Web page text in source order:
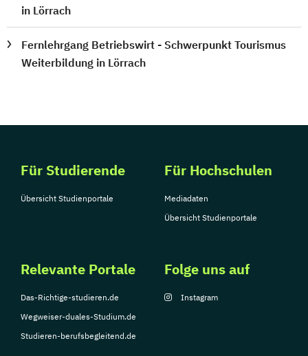
in Lörrach
Fernlehrgang Betriebswirt - Schwerpunkt Tourismus
Weiterbildung in Lörrach
Für Studierende
Übersicht Studienportale
Für Hochschulen
Mediadaten
Übersicht Studienportale
Relevante Portale
Das-Richtige-studieren.de
Wegweiser-duales-Studium.de
Studieren-berufsbegleitend.de
Folge uns auf
Instagram